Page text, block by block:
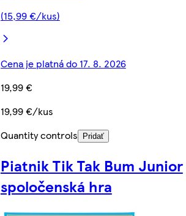
(15,99 €/kus)
Cena je platná do 17. 8. 2026
19,99 €
19,99 €/kus
Quantity controls
Pridať
Piatnik Tik Tak Bum Junior
spoločenská hra